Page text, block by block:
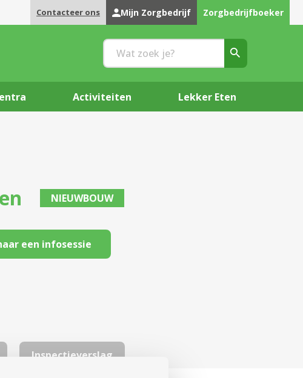
Contacteer ons Mijn Zorgbedrijf Zorgbedrijfboeker
Activiteiten Lekker Eten
NIEUWBOUW
een infosessie
Inspectieverslag